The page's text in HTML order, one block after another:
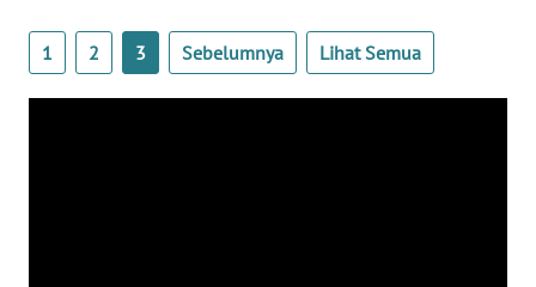
1 2 3 Sebelumnya Lihat Semua
WN